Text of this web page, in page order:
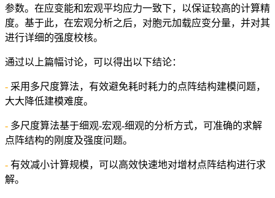
参数。在应变能和宏观平均应力一致下，以保证较高的计算精
度。基于此，在宏观分析之后，对胞元加载应变分量，并对其
进行详细的强度校核。
通过以上篇幅讨论，可以得出以下结论：
- 采用多尺度算法，有效避免耗时耗力的点阵结构建模问题，
大大降低建模难度。
- 多尺度算法基于细观-宏观-细观的分析方式，可准确的求解
点阵结构的刚度及强度问题。
- 有效减小计算规模，可以高效快速地对增材点阵结构进行求
解。